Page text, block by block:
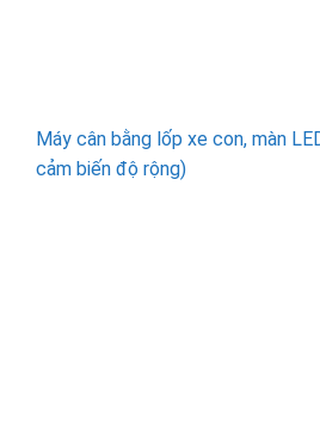
Máy cân bằng lốp xe con, màn
cảm biến độ rộng)